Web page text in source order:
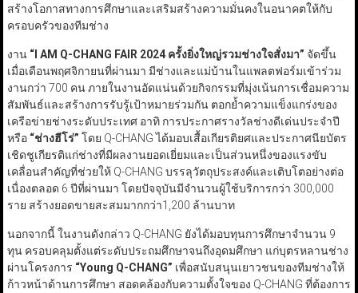
สร้างโอกาสทางการศึกษาและเสริมสร้างความมั่นคงในอนาคตให้กับ
ครอบครัวของทีมช่าง
งาน “I AM Q-CHANG FAIR 2024ครั้งยิ่งใหญ่รวมช่างใจสั่งมา” จัดขึ้น
เมื่อเดือนพฤศจิกายนที่ผ่านมา มีช่างและแม่บ้านในแพลตฟอร์มเข้าร่วม
งานกว่า 700 คน ภายในงานอัดแน่นด้วยกิจกรรมที่มุ่งเน้นการเชื่อมความ
สัมพันธ์และสร้างการรับรู้เป้าหมายร่วมกัน ตอกย้ำความแข็งแกร่งของ
เครือข่ายช่างระดับประเทศ อาทิ การประกาศรางวัลช่างดีเด่นประจำปี
หรือ “ช่างฮีโร่” โดย Q-CHANG ได้มอบเสื้อเกียรติยศและประกาศนียบัตร
เชิดชูเกียรติแก่ช่างที่มีผลงานยอดเยี่ยมและเป็นส่วนหนึ่งของแรงขับ
เคลื่อนสำคัญที่ช่วยให้ Q-CHANG บรรลุวัตถุประสงค์และเติบโตอย่างต่อ
เนื่องตลอด 6 ปีที่ผ่านมา โดยปัจจุบันมีจำนวนผู้ใช้บริการกว่า 300,000
ราย สร้างยอดขายสะสมมากกว่า1,200 ล้านบาท
นอกจากนี้ ในงานดังกล่าว Q-CHANG ยังได้มอบทุนการศึกษาจำนวน 9
ทุน ครอบคลุมตั้งแต่ระดับประถมศึกษาจนถึงอุดมศึกษา แก่บุตรหลานช่าง
ผ่านโครงการ “Young Q-CHANG” เพื่อสนับสนุนเยาวชนของทีมช่างให้
ก้าวหน้าด้านการศึกษา สอดคล้องกับความตั้งใจของ Q-CHANG ที่ต้องการ